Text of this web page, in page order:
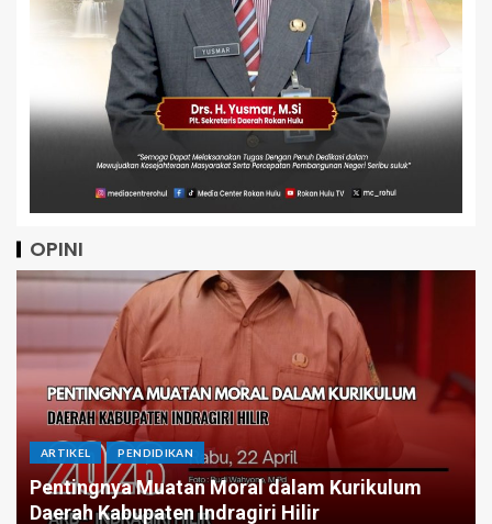
OPINI
ARTIKEL
Menatap Asa Dibalik Angka: Jika APBD Inhil
Tetap Stagnan Butuh Berapa Periode Demi
Infrastruktur Merata?